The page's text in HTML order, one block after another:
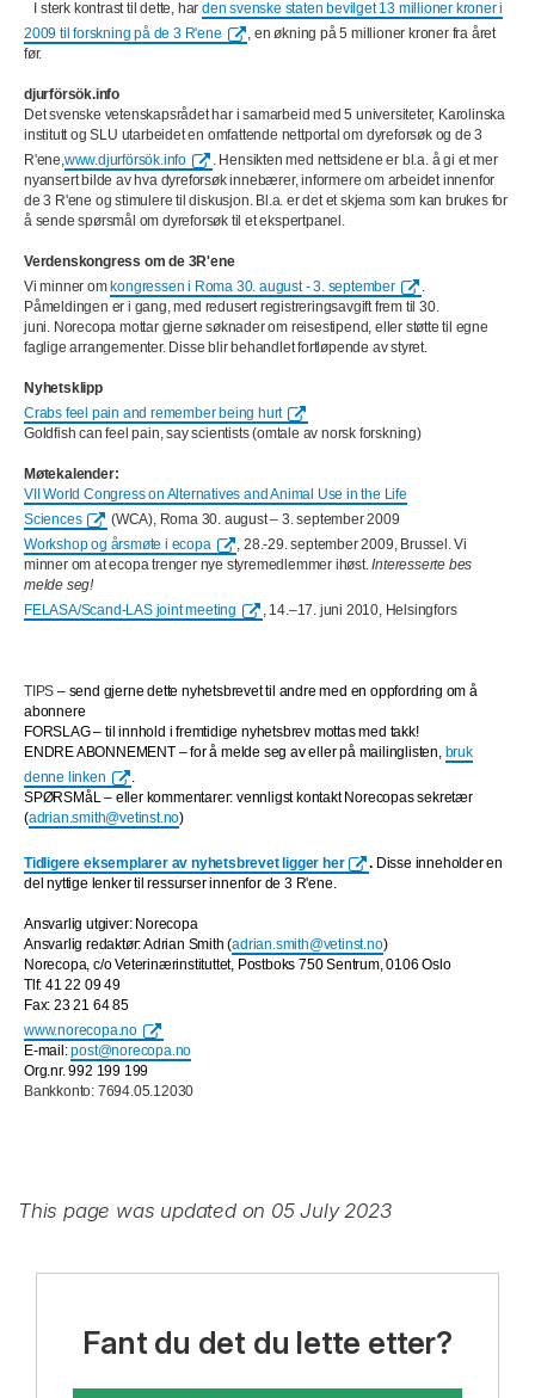
I sterk kontrast til dette, harden svenske staten bevilget 13 millioner kroner i
2009 til forskning på de 3 R'ene
, en økning på 5 millioner kroner fra året
før.
djurförsök.info
Det svenske vetenskapsrådet har i samarbeid med 5 universiteter, Karolinska
institutt og SLU utarbeidet en omfattende nettportal om dyreforsøk og de 3
R'ene,www.djurförsök.info
. Hensikten med nettsidene er bl.a. å gi et mer
nyansert bilde av hva dyreforsøk innebærer, informere om arbeidet innenfor
de 3 R'ene og stimulere til diskusjon. Bl.a. er det et skjema som kan brukes for
å sende spørsmål om dyreforsøk til et ekspertpanel.
Verdenskongress om de 3R'ene
Vi minner om kongressen i Roma 30. august - 3. september
.
Påmeldingen er i gang, med redusert registreringsavgift frem til 30.
juni. Norecopa mottar gjerne søknader om reisestipend, eller støtte til egne
faglige arrangementer. Disse blir behandlet fortløpende av styret.
Nyhetsklipp
Crabs feel pain and remember being hurt
Goldfish can feel pain, say scientists (omtale av norsk forskning)
Møtekalender:
VII World Congress on Alternatives and Animal Use in the Life
Sciences
(WCA), Roma 30. august – 3. september 2009
Workshop og årsmøte i ecopa
, 28.-29. september 2009, Brussel. Vi
minner om at ecopa trenger nye styremedlemmer ihøst.Interesserte bes
melde seg!
FELASA/Scand-LAS joint meeting
, 14.–17. juni 2010, Helsingfors
TIPS – send gjerne dette nyhetsbrevet til andre med en oppfordring om å
abonnere
FORSLAG– til innhold i fremtidige nyhetsbrev mottas med takk!
ENDRE ABONNEMENT– for å melde seg av eller på mailinglisten, bruk
denne linken
.
SPØRSMåL – eller kommentarer: vennligst kontakt Norecopas sekretær
(adrian.smith@vetinst.no)
Tidligere eksemplarer av nyhetsbrevet ligger her . Disse inneholder en
del nyttige lenker til ressurser innenfor de 3 R'ene.
Ansvarlig utgiver: Norecopa
Ansvarlig redaktør: Adrian Smith (adrian.smith@vetinst.no)
Norecopa, c/o Veterinærinstituttet, Postboks 750 Sentrum, 0106 Oslo
Tlf: 41 22 09 49
Fax: 23 21 64 85
www.norecopa.no
E-mail:post@norecopa.no
Org.nr. 992 199 199
Bankkonto: 7694.05.12030
This page was updated on 05 July 2023
Fant du det du lette etter?